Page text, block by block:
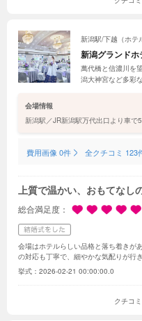
新潟駅/下越（ホテ
新潟グランドホ
萬代橋と信濃川を
潟大神宮など多彩
会場情報
新潟駅／JR新潟駅万代出口より車
費用画像 0件 全クチコミ 123
上質で温かい、おもてなし
総合満足度
会場はホテルらしい品格と落ち着きが
の対応も丁寧で、細やかな気配りが行
ができました。お料理も見た目・味と
した。
また、チャペルの雰囲気も素敵
近いことも、ゲストからは近くで見れ
きたことで、当日も余裕を持って過ご
挙式： 2026-02-21 00:00:00.0
クチコ